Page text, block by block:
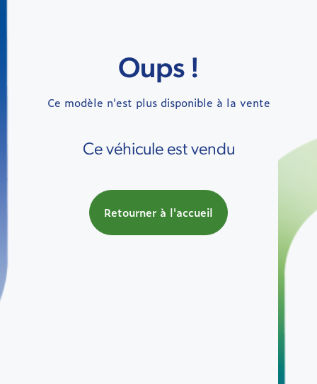
Oups !
Ce modèle n'est plus disponible à la vente
Ce véhicule est vendu
Retourner à l'accueil